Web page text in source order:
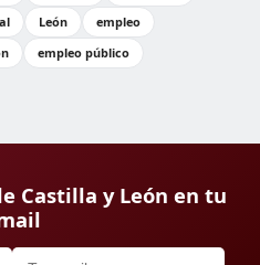
León
empleo
empleo público
Castilla y León en tu